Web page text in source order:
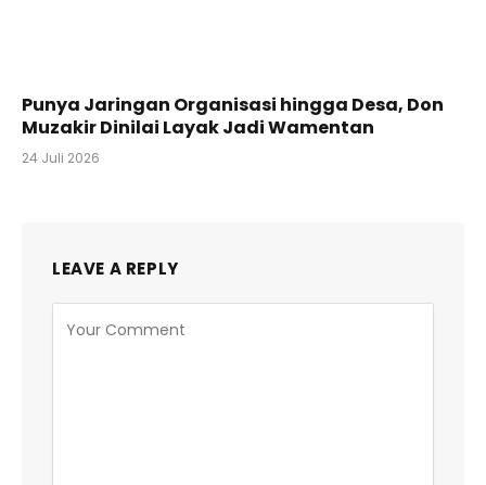
Punya Jaringan Organisasi hingga Desa, Don
Muzakir Dinilai Layak Jadi Wamentan
24 Juli 2026
LEAVE A REPLY